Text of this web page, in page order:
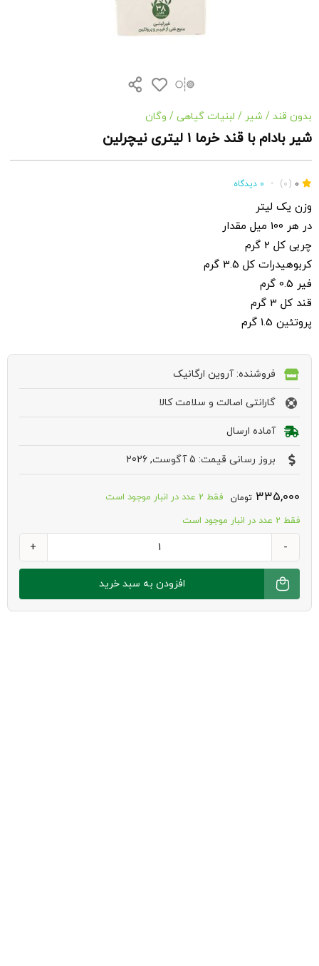
بدون قند / شیر / لبنیات گیاهی / وگان
شیر بادام با قند خرما 1 لیتری نیچرلین
0
(0)
• 0 دیدگاه
وزن یک لیتر
در هر 100 میل مقدار
چربی کل 2 گرم
کربوهیدرات کل 3.5 گرم
فیر 0.5 گرم
قند کل 3 گرم
پروتئین 1.5 گرم
فروشنده: آروین ارگانیک
گارانتی اصالت و سلامت کالا
آماده ارسال
بروز رسانی قیمت: 5 آگوست, 2026
335,000 تومان
فقط 2 عدد در انبار موجود است
فقط 2 عدد در انبار موجود است
با
قند
افزودن به سبد خرید